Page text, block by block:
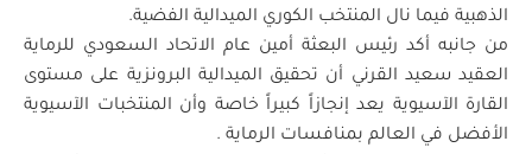
الذهبية فيما نال المنتخب الكوري الميدالية الفضية.
من جانبه أكد رئيس البعثة أمين عام الاتحاد السعودي للرماية
العقيد سعيد القرني أن تحقيق الميدالية البرونزية على مستوى
القارة الآسيوية يعد إنجازاً كبيراً خاصة وأن المنتخبات الآسيوية
الأفضل في العالم بمنافسات الرماية .